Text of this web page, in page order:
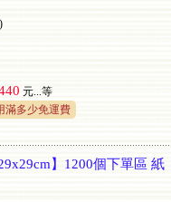
元...等
滿多少免運費
】1200個下單區 紙